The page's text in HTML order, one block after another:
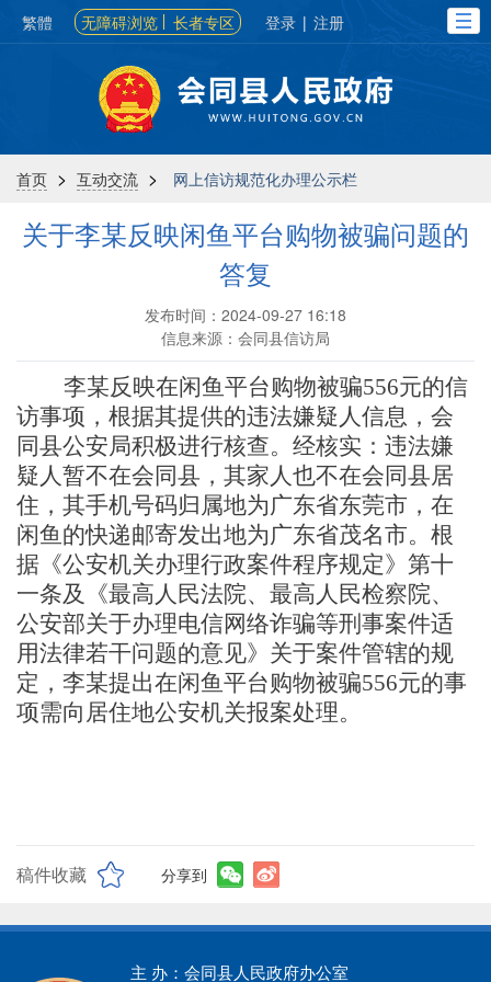
繁體 无障碍浏览 长者专区 登录 | 注册
首页 > 互动交流 > 网上信访规范化办理公示栏
关于李某反映闲鱼平台购物被骗问题的
答复
发布时间：2024-09-27 16:18
信息来源：会同县信访局
李某反映在闲鱼平台购物被骗556元的信
访事项，根据其提供的违法嫌疑人 信息 ， 会
同县公安局积极进行核查。经核实： 违法嫌
疑人 暂不在会同县，其家人也不在会同县居
住，其手机号码归属地为广东省东莞市，在
闲鱼的快递邮寄发出地为广东省茂名市。根
据《公安机关办理行政案件程序规定》第十
一条及《最高人民法院、最高人民检察院、
公安部关于办理电信网络诈骗等刑事案件适
用法律若干问题的意见》关于案件管辖的规
定， 李某提出在闲鱼平台购物被骗556元的事
项需向居住地公安机关报案处理。
稿件收藏 分享到
主 办：会同县人民政府办公室